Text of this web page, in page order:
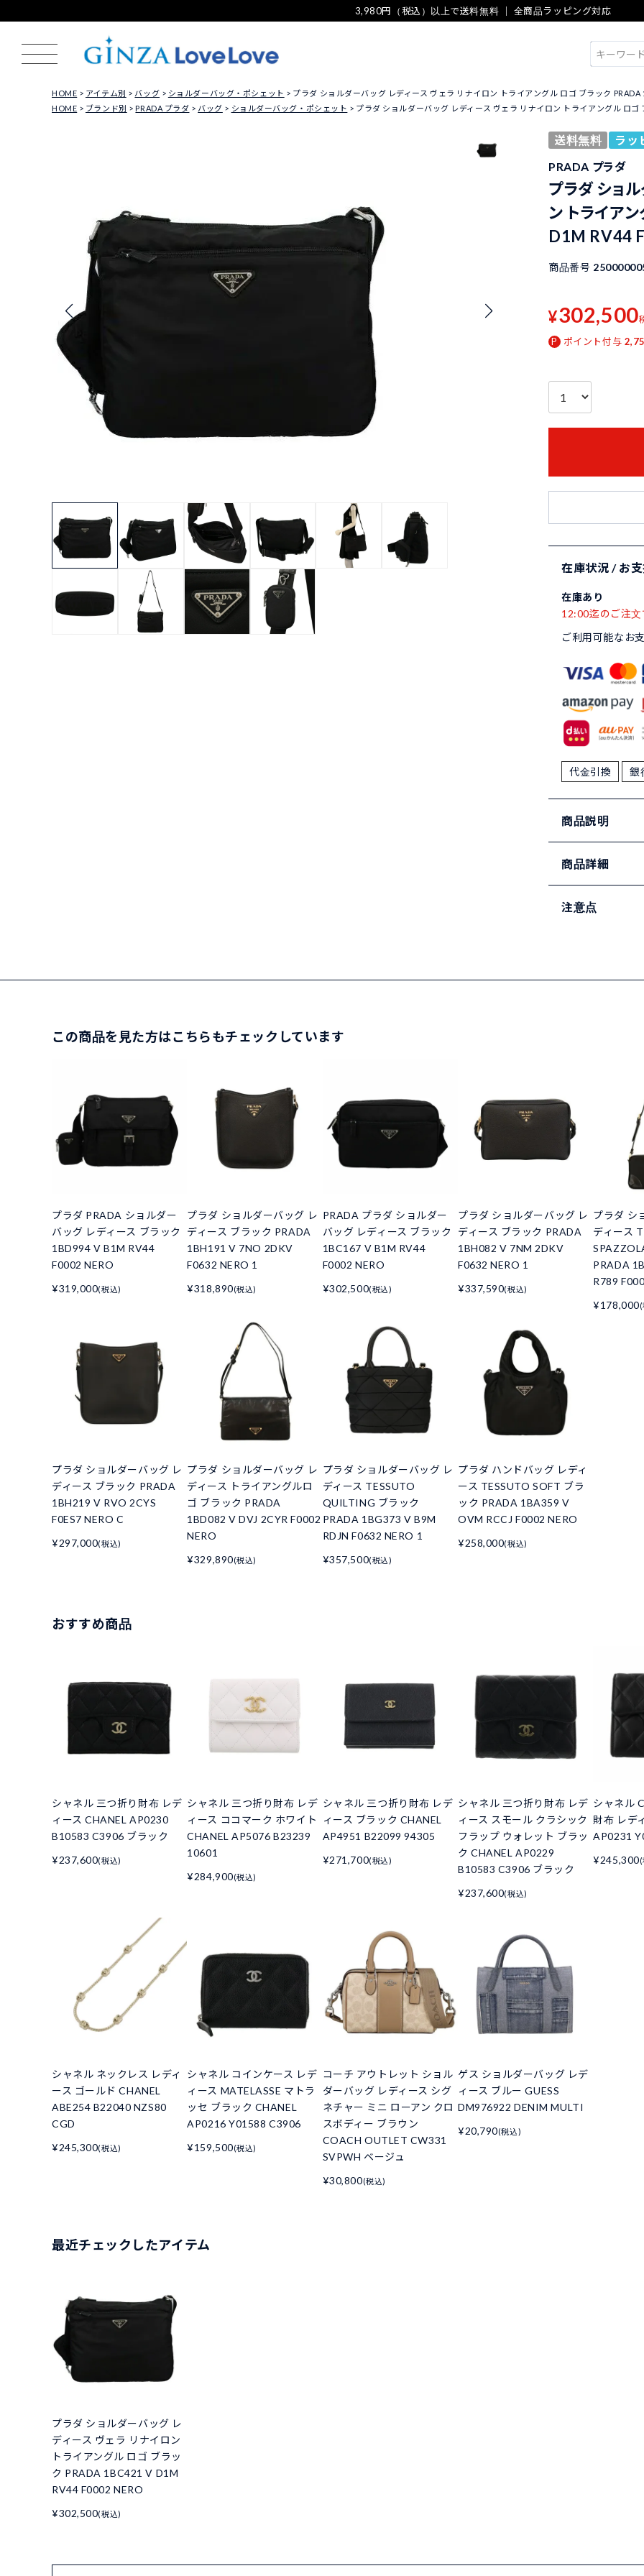
3,980円（税込）以上で送料無料 ｜ 全商品ラッピング対応
HOME アイテム別 バッグ ショルダーバッグ・ポシェット
プラダ ショルダーバッグ レディース ヴェラ リナイロン トライアングル ロゴ ブラック
HOME
ブランド別 PRADA プラダ バッグ ショルダーバッグ・ポシェット プラダ ショルダーバッグ レディース ヴェラ リナイロン トライアングル ロ
送料無料
ラッ
PRADA プラダ
プラダ ショ
ン トライア
D1M RV44
商品番号
¥302,500
ポイント付与
在庫状況 / お
在庫あり
12:00迄のご注
ご利用可能なお
代金引換 銀
商品説明
商品詳細
注意点
この商品を見た方はこちらもチェックしています
プラダ PRADA ショルダー
バッグ レディース ブラック
1BD994 V B1M RV44
F0002 NERO
¥319,000(税込)
プラダ ショルダーバッグ レ
ディース ブラック PRADA
1BH191 V 7NO 2DKV
F0632 NERO 1
¥318,890(税込)
PRADA プラダ ショルダー
バッグ レディース ブラック
1BC167 V B1M RV44
F0002 NERO
¥302,500(税込)
プラダ ショルダーバッグ レ
ディース ブラック PRADA
1BH082 V 7NM 2DKV
F0632 NERO 1
¥337,590(税込)
プラダ シ
ディース
PRADA
R789
¥178,000
プラダ ショルダーバッグ レ
ディース ブラック PRADA
1BH219 V RVO 2CYS
F0ES7 NERO C
¥297,000(税込)
プラダ ショルダーバッグ レ
ディース トライアングルロ
ゴ ブラック PRADA
1BD082 V DVJ 2CYR F0002
NERO
¥329,890(税込)
プラダ ショルダーバッグ レ
ディース TESSUTO
QUILTING ブラック
PRADA 1BG373 V B9M
RDJN F0632 NERO 1
¥357,500(税込)
プラダ ハンドバッグ レディ
ース TESSUTO SOFT ブラ
ック PRADA 1BA359 V
OVM RCCJ F0002 NERO
¥258,000(税込)
おすすめ商品
シャネル 三つ折り財布 レデ
ィース CHANEL AP0230
B10583 C3906 ブラック
¥237,600(税込)
シャネル 三つ折り財布 レデ
ィース ココマーク ホワイト
CHANEL AP5076 B23239
10601
¥284,900(税込)
シャネル 三つ折り財布 レデ
ィース ブラック CHANEL
AP4951 B22099 94305
¥271,700(税込)
シャネル 三つ折り財布 レデ
ィース スモール クラシック
フラップ ウォレット ブラッ
ク CHANEL AP0229
B10583 C3906 ブラック
¥237,600(税込)
シャネル
財布 レデ
AP0231
¥245,300
シャネル ネックレス レディ
ース ゴールド CHANEL
ABE254 B22040 NZS80
CGD
¥245,300(税込)
シャネル コインケース レデ
ィース MATELASSE マトラ
ッセ ブラック CHANEL
AP0216 Y01588 C3906
¥159,500(税込)
コーチ アウトレット ショル
ダーバッグ レディース シグ
ネチャー ミニ ローアン クロ
スボディー ブラウン
COACH OUTLET CW331
SVPWH ベージュ
¥30,800(税込)
ゲス ショルダーバッグ レデ
ィース ブルー GUESS
DM976922 DENIM MULTI
¥20,790(税込)
最近チェックしたアイテム
プラダ ショルダーバッグ レ
ディース ヴェラ リナイロン
トライアングル ロゴ ブラッ
ク PRADA 1BC421 V D1M
RV44 F0002 NERO
¥302,500(税込)